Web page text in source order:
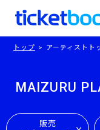
トップ アーティストト
MAIZURU
販売